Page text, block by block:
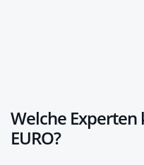
Welche
EURO?